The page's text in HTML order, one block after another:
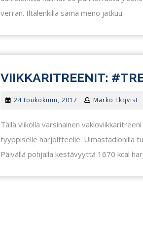
verran. Iltalenkillä sama meno jatkuu.
VIIKKARITREENIT:
24 toukokuun, 2017 24
Marko Ekqvist
Tällä viikolla varsinainen
tyyppiselle harjoitteelle. Uimastadionilla
Päivällä pohjalla kestävyyttä 1670 kcal